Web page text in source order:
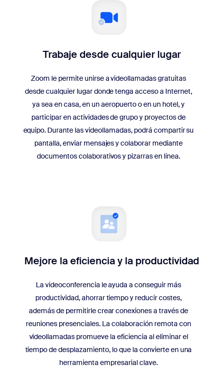
Trabaje desde cualquier lugar
Zoom le permite unirse a videollamadas gratuitas
desde cualquier lugar donde tenga acceso a Internet,
ya sea en casa, en un aeropuerto o en un hotel, y
participar en actividades de grupo y proyectos de
equipo. Durante las videollamadas, podrá compartir su
pantalla, enviar mensajes y colaborar mediante
documentos colaborativos y pizarras en línea.
Mejore la eficiencia y la productividad
La videoconferencia le ayuda a conseguir más
productividad, ahorrar tiempo y reducir costes,
además de permitirle crear conexiones a través de
reuniones presenciales. La colaboración remota con
videollamadas promueve la eficiencia al eliminar el
tiempo de desplazamiento, lo que la convierte en una
herramienta empresarial clave.